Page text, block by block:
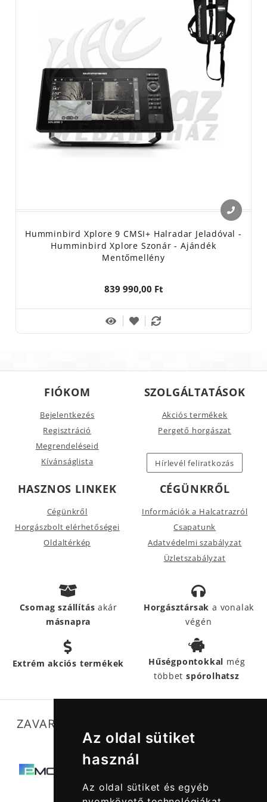
Az oldal sütiket
használ
Az oldal sütiket és egyéb
Humminbird Xplore 9 CMSI+ Halradar Jeladóval -
Humminbird Xplore Szonár - Ajándék
Mentőmellény
839 990,00 Ft
FIÓKOM
Bejelentkezés
Regisztráció
Megrendeléseid
Kívánságlista
SZOLGÁLTATÁSOK
Akciós termékek
Pergető horgászat
Hírlevél feliratkozás
HASZNOS LINKEK
Cégünkről
Horgászbolt elérhetőségei
Oldaltérkép
CÉGÜNKRŐL
Információk a Halcatrazról
Csapatunk
Adatvédelmi szabályzat
Üzletszabályzat
Csomag szállításakár
másnapra
Horgásztársak a vonalak
végén
Extrém akciós termékek Hűségpontokkal még
többetspórolhatsz
ZAVARTALAN MŰKÖDÉSÜNKET SEGÍTIK